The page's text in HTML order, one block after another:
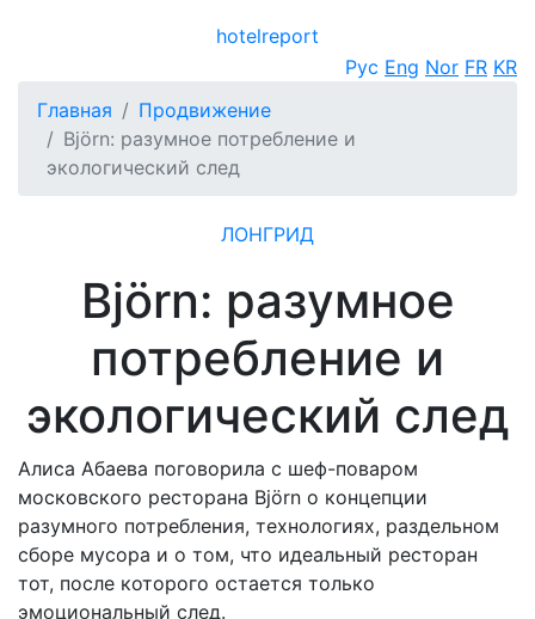
hotelreport
Рус Eng Nor FR KR
Главная
Продвижение
Björn: разумное потребление и
экологический след
ЛОНГРИД
Björn: разумное
потребление и
экологический след
Алиса Абаева поговорила с шеф-поваром
московского ресторана Björn о концепции
разумного потребления, технологиях, раздельном
сборе мусора и о том, что идеальный ресторан
тот, после которого остается только
эмоциональный след.